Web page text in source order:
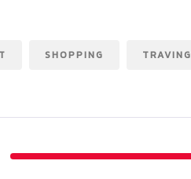
SHOPPING TRAVING